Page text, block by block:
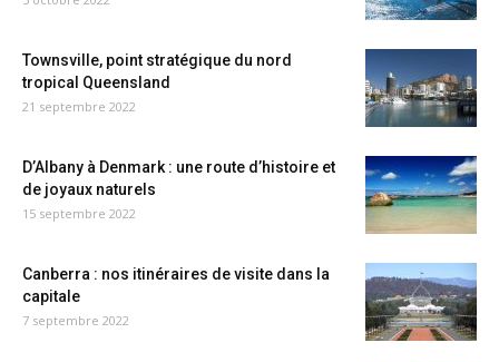
Townsville, point stratégique du nord
tropical Queensland
21 septembre 2022
D’Albany à Denmark : une route d’histoire et
de joyaux naturels
15 septembre 2022
Canberra : nos itinéraires de visite dans la
capitale
7 septembre 2022